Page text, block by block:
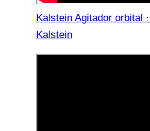
Kalstein Agitador orbital ·
Kalstein